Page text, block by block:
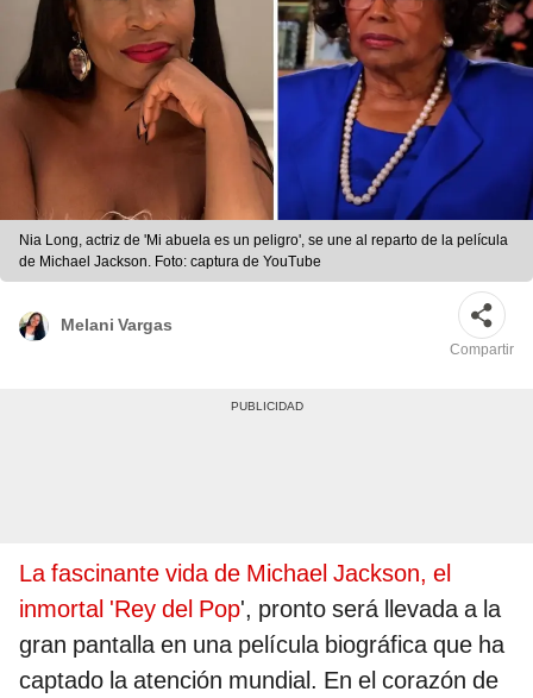
Nia Long, actriz de 'Mi abuela es un peligro', se une al reparto de la película
de Michael Jackson. Foto: captura de YouTube
Melani Vargas
Compartir
La fascinante vida de Michael Jackson, el
inmortal 'Rey del Pop', pronto será llevada a la
gran pantalla en una película biográfica que ha
captado la atención mundial. En el corazón de